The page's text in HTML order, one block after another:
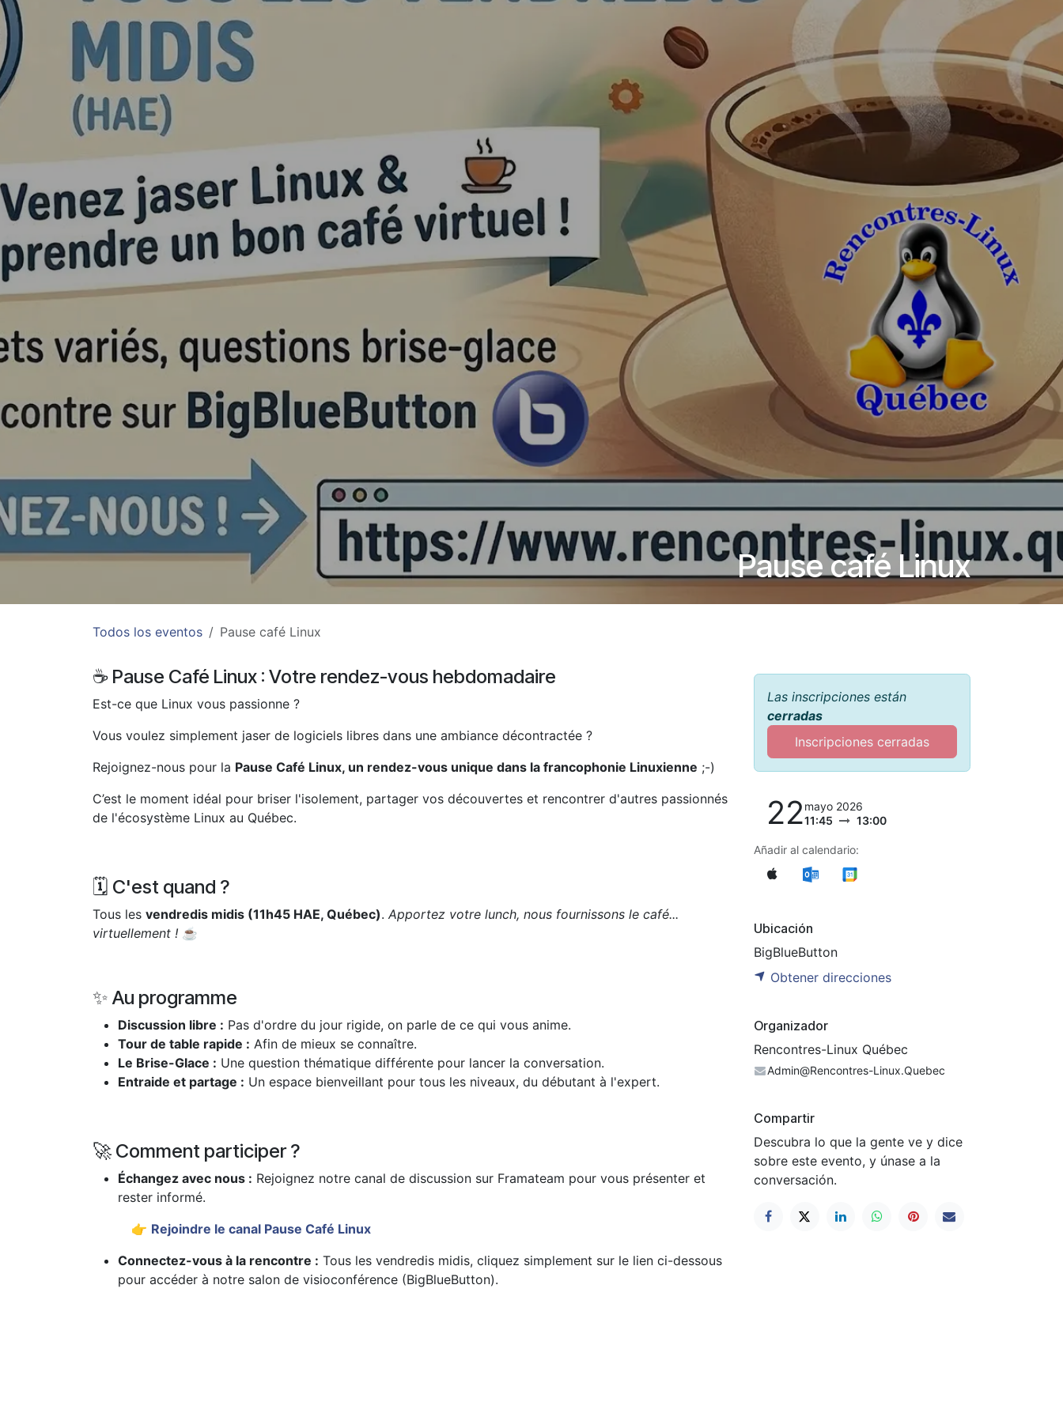
Pause café Linux
Todos los eventos Pause café Linux
☕ Pause Café Linux : Votre rendez-vous hebdomadaire
Est-ce que Linux vous passionne ?
Vous voulez simplement jaser de logiciels libres dans une ambiance décontractée ?
Rejoignez-nous pour la Pause Café Linux, un rendez-vous unique dans la francophonie Linuxienne ;-)
C’est le moment idéal pour briser l'isolement, partager vos découvertes et rencontrer d'autres passionnés
de l'écosystème Linux au Québec.
🗓️ C'est quand ?
Tous les vendredis midis (11h45 HAE, Québec). Apportez votre lunch, nous fournissons le café...
virtuellement ! ☕
✨ Au programme
Discussion libre : Pas d'ordre du jour rigide, on parle de ce qui vous anime.
Tour de table rapide : Afin de mieux se connaître.
Le Brise-Glace : Une question thématique différente pour lancer la conversation.
Entraide et partage : Un espace bienveillant pour tous les niveaux, du débutant à l'expert.
🚀 Comment participer ?
Échangez avec nous : Rejoignez notre canal de discussion sur Framateam pour vous présenter et
rester informé.
​👉 Rejoindre le canal Pause Café Linux
Connectez-vous à la rencontre : Tous les vendredis midis, cliquez simplement sur le lien ci-dessous
pour accéder à notre salon de visioconférence (BigBlueButton).
Las inscripciones están
cerradas
Inscripciones cerradas
22mayo 2026
11:45
13:00
Añadir al calendario:
Ubicación
BigBlueButton
Obtener direcciones
Organizador
Rencontres-Linux Québec
Admin@Rencontres-Linux.Quebec
Compartir
Descubra lo que la gente ve y dice
sobre este evento, y únase a la
conversación.